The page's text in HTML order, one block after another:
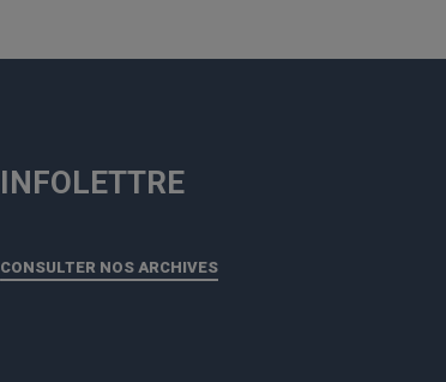
INFOLETTRE
CONSULTER NOS ARCHIVES